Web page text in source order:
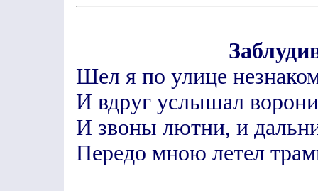
Шел я по улице
И вдруг услышал
И звоны лютни, и
Передо мною летел